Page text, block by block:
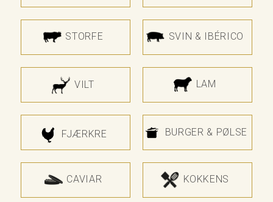
STORFE SVIN & IBÉRICO
VILT LAM
FJÆRKRE BURGER & PØLSE
CAVIAR KOKKENS